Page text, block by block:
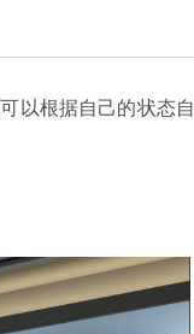
以根据自己的状态自